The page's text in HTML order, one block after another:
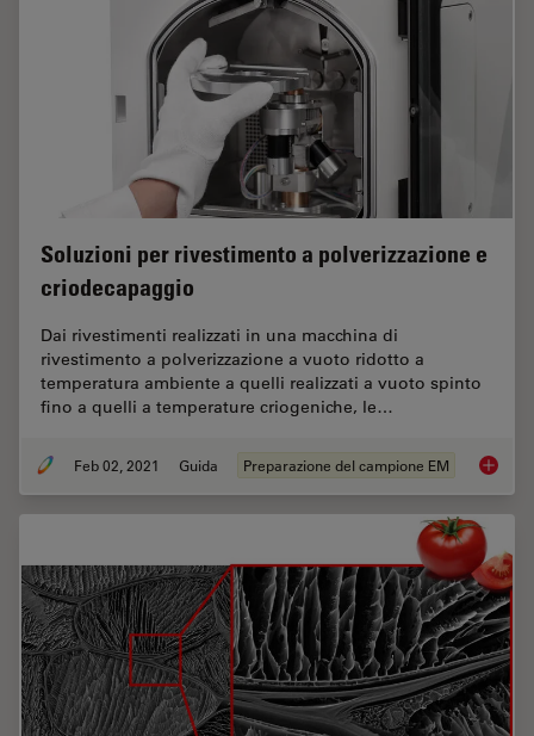
Soluzioni per rivestimento a polverizzazione e
criodecapaggio
Dai rivestimenti realizzati in una macchina di
rivestimento a polverizzazione a vuoto ridotto a
temperatura ambiente a quelli realizzati a vuoto spinto
fino a quelli a temperature criogeniche, le…
Feb 02, 2021 Guida Preparazione del campione EM